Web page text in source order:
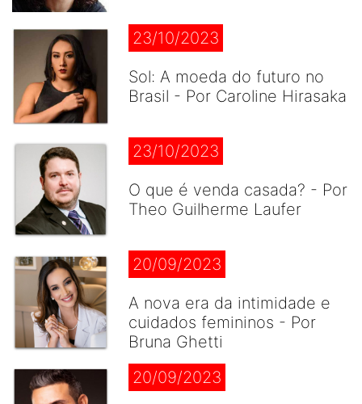
23/10/2023
Sol: A moeda do futuro no
Brasil - Por Caroline Hirasaka
23/10/2023
O que é venda casada? - Por
Theo Guilherme Laufer
20/09/2023
A nova era da intimidade e
cuidados femininos - Por
Bruna Ghetti
20/09/2023